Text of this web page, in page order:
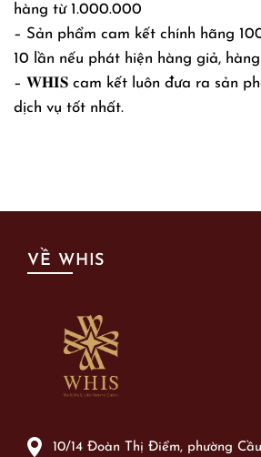
hàng từ 1.000.000
– Sản phẩm cam kết chính hãng
10 lần nếu phát hiện hàng giả,
– 𝐖𝐇𝐈𝐒 cam kết luôn đưa ra sản
dịch vụ tốt nhất.
VỀ WHIS
10/14 Đoàn Thị Điểm, phường